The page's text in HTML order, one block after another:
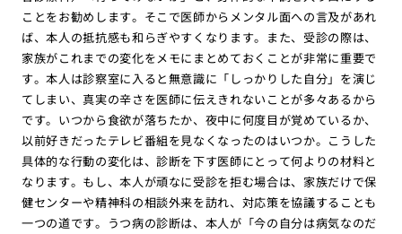
ことをお勧めします。そこで医師からメンタル面への言及があれ
ば、本人の抵抗感も和らぎやすくなります。また、受診の際は、
家族がこれまでの変化をメモにまとめておくことが非常に重要で
す。本人は診察室に入ると無意識に「しっかりした自分」を演じ
てしまい、真実の辛さを医師に伝えきれないことが多々あるから
です。いつから食欲が落ちたか、夜中に何度目が覚めているか、
以前好きだったテレビ番組を見なくなったのはいつか。こうした
具体的な行動の変化は、診断を下す医師にとって何よりの材料と
なります。もし、本人が頑なに受診を拒む場合は、家族だけで保
健センターや精神科の相談外来を訪れ、対応策を協議することも
一つの道です。うつ病の診断は、本人が「今の自分は病気なのだ